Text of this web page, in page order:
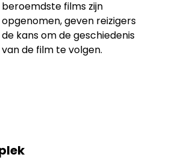
beroemdste films zijn
opgenomen, geven reizigers
de kans om de geschiedenis
van de film te volgen.